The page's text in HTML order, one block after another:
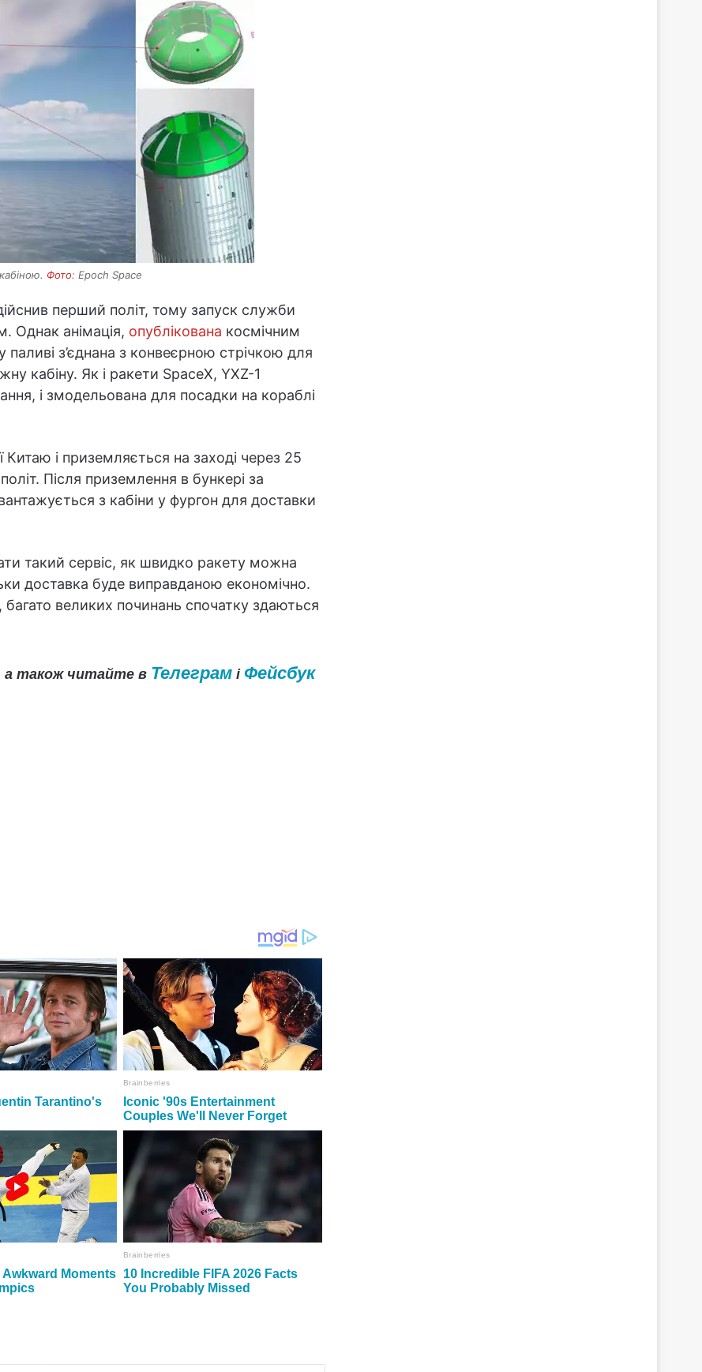
Фото: Epoch Space
перший політ, тому запуск служби
Однак анімація, опублікована космічним
з’єднана з конвеєрною стрічкою для
кабіну. Як і ракети SpaceX, YXZ-1
і змодельована для посадки на кораблі
Китаю і приземляється на заході через 25
Після приземлення в бункері за
з кабіни у фургон для доставки
такий сервіс, як швидко ракету можна
доставка буде виправданою економічно.
великих починань спочатку здаються
а також читайте в Телеграмі Фейсбук